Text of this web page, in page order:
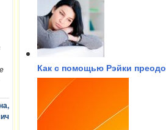
Как с помощью Рэйки